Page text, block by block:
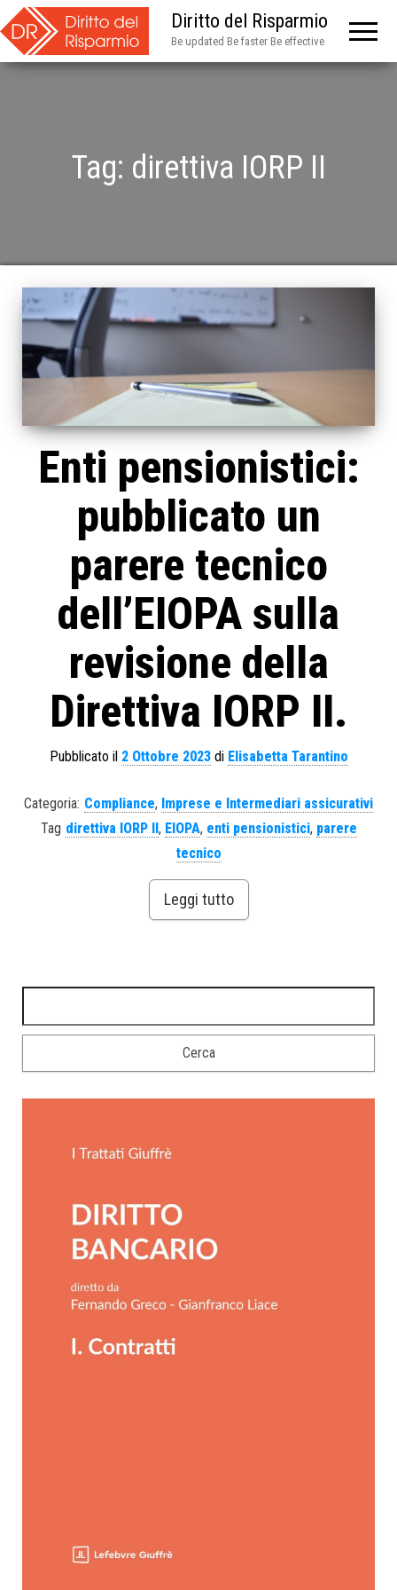
Diritto del Risparmio
Be updated Be faster Be effective
Tag: direttiva IORP II
Enti pensionistici:
pubblicato un
parere tecnico
dell’EIOPA sulla
revisione della
Direttiva IORP II.
Pubblicato il 2 Ottobre 2023di Elisabetta Tarantino
Categoria: Compliance, Imprese e Intermediari assicurativi
Tag direttiva IORP II , EIOPA, enti pensionistici, parere
tecnico
Leggi tutto